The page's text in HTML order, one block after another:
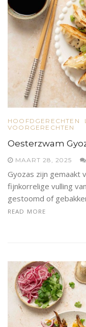
HOOFDGERECHTEN
VOORGERECHTEN
Oesterzwam
MAART 28, 2025
Gyozas zijn gemaakt
fijnkorrelige vulling
gestoomd of
READ MORE